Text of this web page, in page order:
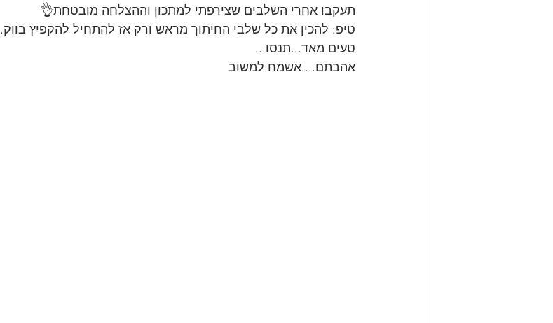
תעקבו אחרי השלבים שצירפתי למתכון וההצלחה מובטחת👌
טיפ: להכין את כל שלבי החיתוך מראש ורק אז להתחיל להקפיץ בווק.
טעים מאד...תנסו...
אהבתם....אשמח למשוב